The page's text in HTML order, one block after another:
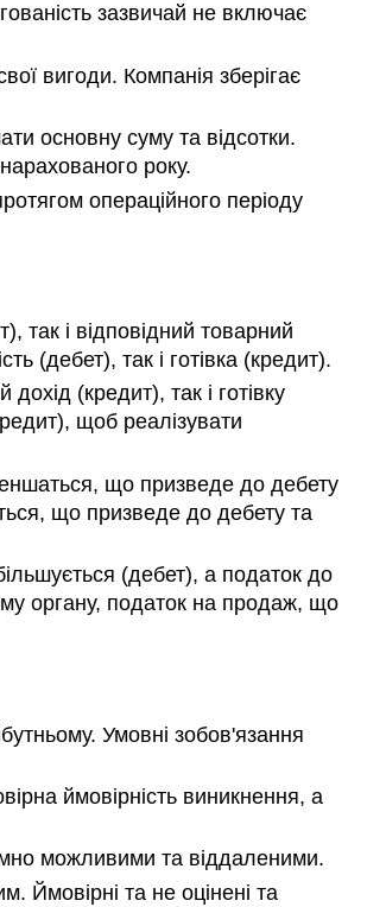
зазвичай не включає
вигоди. Компанія зберігає
основну суму та відсотки.
року.
операційного періоду
так і відповідний товарний
(дебет), так і готівка (кредит).
(кредит), так і готівку
щоб реалізувати
що призведе до дебету
що призведе до дебету та
(дебет), а податок до
органу, податок на продаж, що
Умовні зобов'язання
ймовірність виникнення, а
можливими та віддаленими.
Ймовірні та не оцінені та